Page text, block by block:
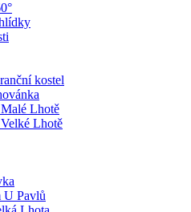
kostel
Lhotě
Lhotě
U Pavlů